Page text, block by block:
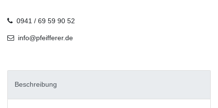
0941 / 69 59 90 52
info@pfeifferer.de
Beschreibung